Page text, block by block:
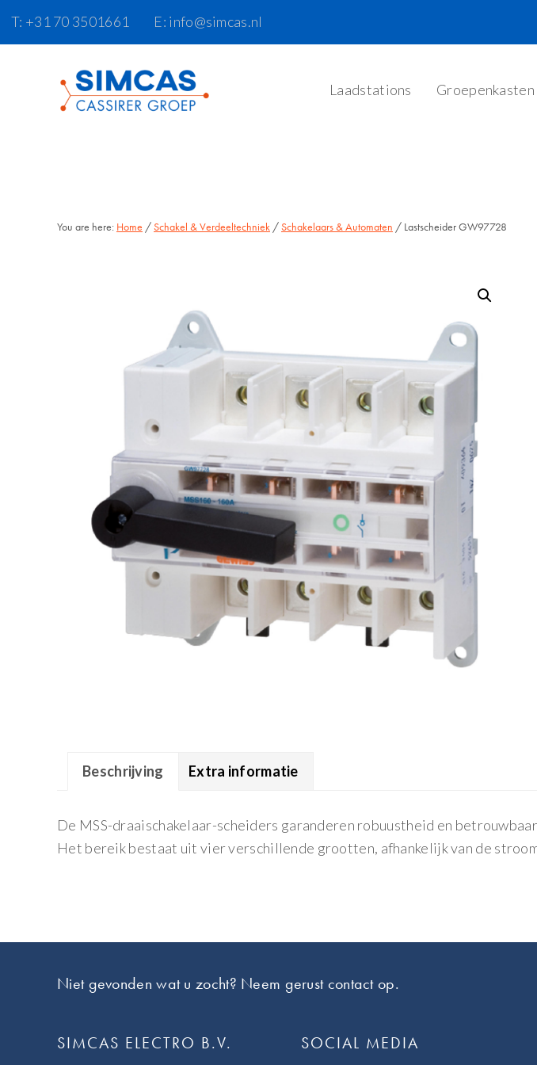
T: +31 70 3501661 E: info@simcas.nl
Laadstations Groepenkasten
You are here: Home /Schakel & Verdeeltechniek /Schakelaars & Automaten / Lastscheider GW97728
Beschrijving Extra informatie
De MSS-draaischakelaar-scheiders garanderen robuustheid en
Het bereik bestaat uit vier verschillende grootten, afhankelijk van de
Niet gevonden wat u zocht? Neem gerust contact op.
SIMCAS ELECTRO B.V. SOCIAL MEDIA